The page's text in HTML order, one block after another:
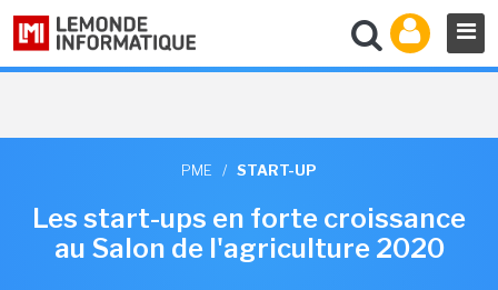
PME / START-UP
Les start-ups en forte croissance
au Salon de l'agriculture 2020